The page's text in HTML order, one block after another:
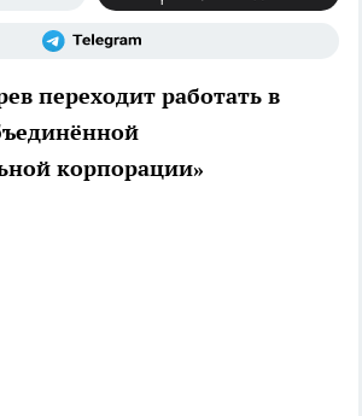
переходит работать в
корпорации»